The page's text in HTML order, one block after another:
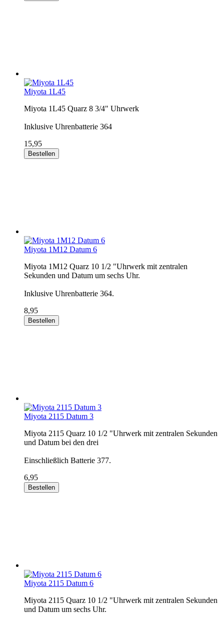
Miyota 1L45
Miyota 1L45 Quarz 8 3/4" Uhrwerk
Inklusive Uhrenbatterie 364
15,95
Bestellen
Miyota 1M12 Datum 6
Miyota 1M12 Quarz 10 1/2 "Uhrwerk mit zentralen
Sekunden und Datum um sechs Uhr.
Inklusive Uhrenbatterie 364.
8,95
Bestellen
Miyota 2115 Datum 3
Miyota 2115 Quarz 10 1/2 "Uhrwerk mit zentralen Sekunden
und Datum bei den drei
Einschließlich Batterie 377.
6,95
Bestellen
Miyota 2115 Datum 6
Miyota 2115 Quarz 10 1/2 "Uhrwerk mit zentralen Sekunden
und Datum um sechs Uhr.